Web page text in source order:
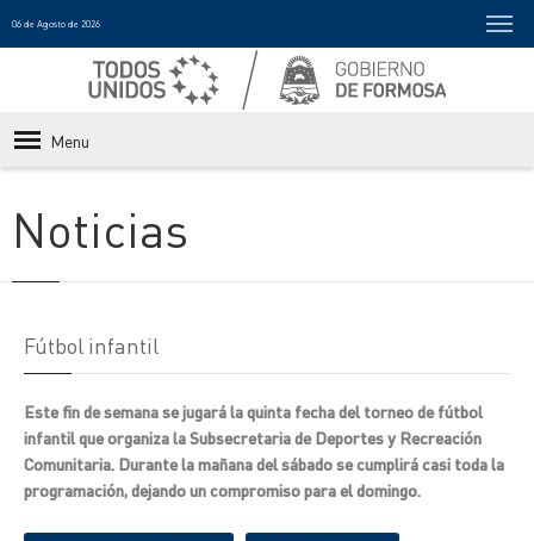
06 de Agosto de 2026
Menu
Noticias
Fútbol infantil
Este fin de semana se jugará la quinta fecha del torneo de fútbol
infantil que organiza la Subsecretaria de Deportes y Recreación
Comunitaria. Durante la mañana del sábado se cumplirá casi toda la
programación, dejando un compromiso para el domingo.